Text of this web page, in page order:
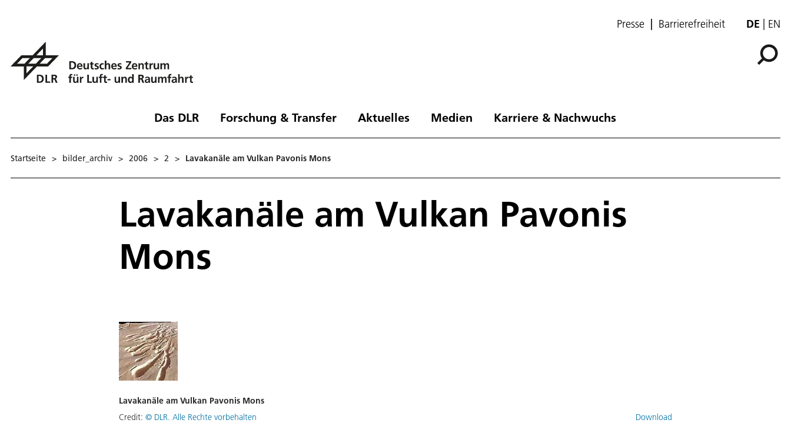
Presse Barrierefreiheit DE EN
Das DLR Forschung & Transfer Aktuelles Medien Karriere & Nachwuchs
Startseite > bilder_archiv > 2006 > 2 > Lavakanäle am Vulkan Pavonis Mons
Lavakanäle am Vulkan Pavonis
Mons
Lavakanäle am Vulkan Pavonis Mons
Credit: © DLR. Alle Rechte vorbehalten Download